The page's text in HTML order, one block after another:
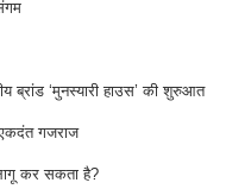
ब्रांड ‘मुनस्यारी हाउस’ की शुरुआत
गजराज
लागू कर सकता है?